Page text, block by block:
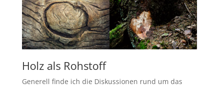
Holz als Rohstoff
Generell finde ich die Diskussionen rund um das